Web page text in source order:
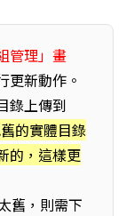
管理」畫
更新動作。
錄上傳到
的實體目錄
的，這樣更
舊，則需下